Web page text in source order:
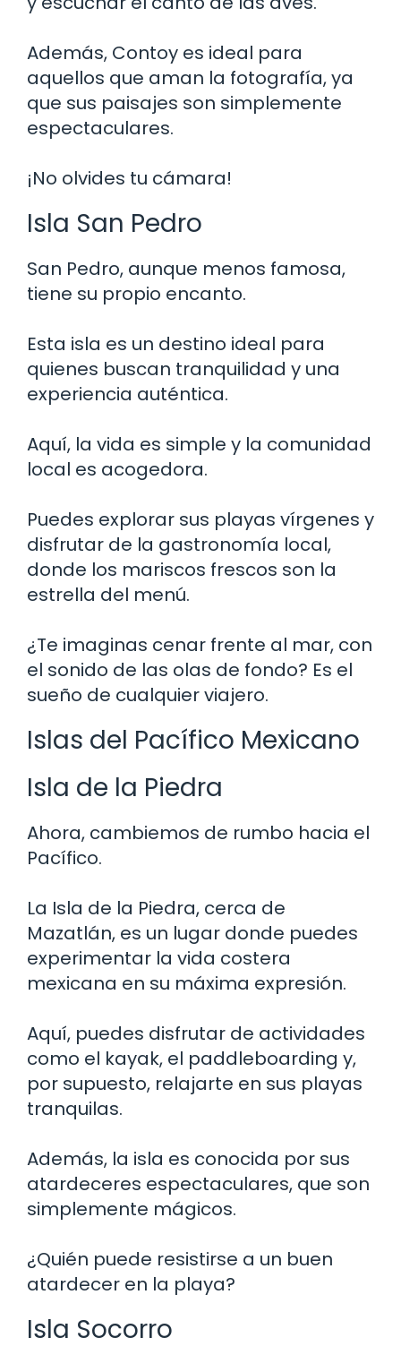
Además, Contoy es ideal para
aquellos que aman la fotografía, ya
que sus paisajes son simplemente
espectaculares.
¡No olvides tu cámara!
Isla San Pedro
San Pedro, aunque menos famosa,
tiene su propio encanto.
Esta isla es un destino ideal para
quienes buscan tranquilidad y una
experiencia auténtica.
Aquí, la vida es simple y la comunidad
local es acogedora.
Puedes explorar sus playas vírgenes y
disfrutar de la gastronomía local,
donde los mariscos frescos son la
estrella del menú.
¿Te imaginas cenar frente al mar, con
el sonido de las olas de fondo? Es el
sueño de cualquier viajero.
Islas del Pacífico Mexicano
Isla de la Piedra
Ahora, cambiemos de rumbo hacia el
Pacífico.
La Isla de la Piedra, cerca de
Mazatlán, es un lugar donde puedes
experimentar la vida costera
mexicana en su máxima expresión.
Aquí, puedes disfrutar de actividades
como el kayak, el paddleboarding y,
por supuesto, relajarte en sus playas
tranquilas.
Además, la isla es conocida por sus
atardeceres espectaculares, que son
simplemente mágicos.
¿Quién puede resistirse a un buen
atardecer en la playa?
Isla Socorro